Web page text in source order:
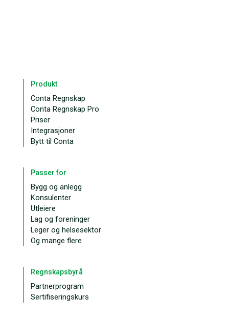
Produkt
Conta Regnskap
Conta Regnskap Pro
Priser
Integrasjoner
Bytt til Conta
Passer for
Bygg og anlegg
Konsulenter
Utleiere
Lag og foreninger
Leger og helsesektor
Og mange flere
Regnskapsbyrå
Partnerprogram
Sertifiseringskurs